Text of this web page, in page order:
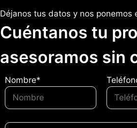
Déjanos tus datos y nos ponemos
Cuéntanos tu
asesoramos sin
Nombre*